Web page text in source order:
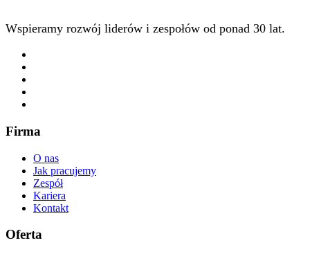
Wspieramy rozwój liderów i zespołów od ponad 30 lat.
Firma
O nas
Jak pracujemy
Zespół
Kariera
Kontakt
Oferta